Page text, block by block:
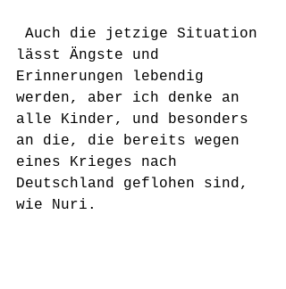
lässt Ängste und
Erinnerungen lebendig
werden, aber ich denke an
alle Kinder, und besonders
an die, die bereits wegen
eines Krieges nach
Deutschland geflohen sind,
wie Nuri.